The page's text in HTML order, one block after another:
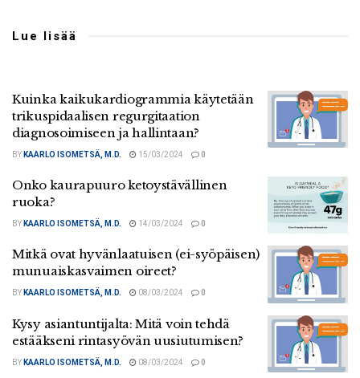
Lue lisää
Kuinka kaikukardiogrammia käytetään
trikuspidaalisen regurgitaation
diagnosoimiseen ja hallintaan?
BY KAARLO ISOMETSÄ, M.D. 15/03/2024 0
Onko kaurapuuro ketoystävällinen
ruoka?
BY KAARLO ISOMETSÄ, M.D. 14/03/2024 0
Mitkä ovat hyvänlaatuisen (ei-syöpäisen)
munuaiskasvaimen oireet?
BY KAARLO ISOMETSÄ, M.D. 08/03/2024 0
Kysy asiantuntijalta: Mitä voin tehdä
estääkseni rintasyövän uusiutumisen?
BY KAARLO ISOMETSÄ, M.D. 08/03/2024 0